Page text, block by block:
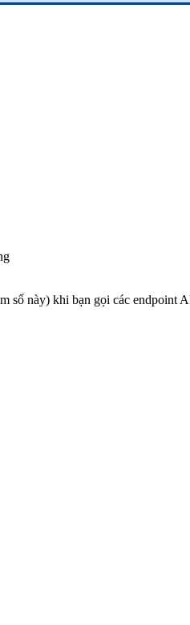
số này) khi bạn gọi các endpoint